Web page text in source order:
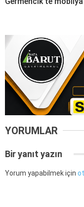
YORUMLAR
Bir yanıt yazın
Yorum yapabilmek için